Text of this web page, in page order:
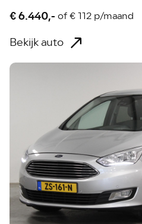
€ 6.440,- of€ 112 p/maand
Bekijk auto